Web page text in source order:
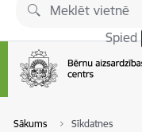
Pāriet uz lapas saturu
Spied
Sākums Sīkdatnes